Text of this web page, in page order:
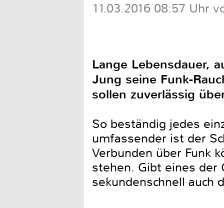
11.03.2016 08:57 Uhr
Lange Lebensdauer,
Jung seine Funk-
sollen zuverlässig
So beständig jedes
umfassender ist der
Verbunden über Funk
stehen. Gibt eines der
sekundenschnell auch